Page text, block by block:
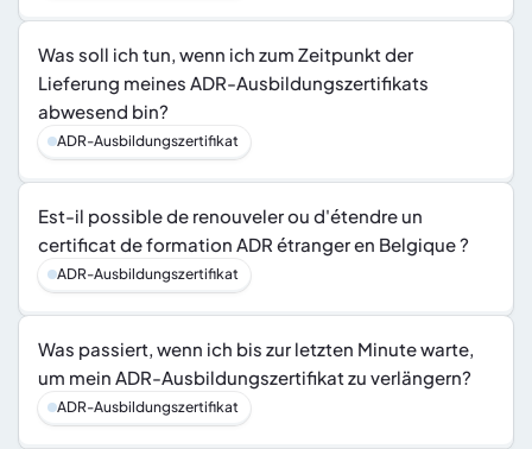
Was soll ich tun, wenn ich zum Zeitpunkt der
Lieferung meines ADR-Ausbildungszertifikats
abwesend bin?
ADR-Ausbildungszertifikat
Est-il possible de renouveler ou d'étendre un
certificat de formation ADR étranger en Belgique ?
ADR-Ausbildungszertifikat
Was passiert, wenn ich bis zur letzten Minute warte,
um mein ADR-Ausbildungszertifikat zu verlängern?
ADR-Ausbildungszertifikat